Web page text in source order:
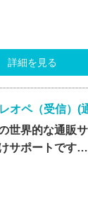
詳細を見る
世界的な通販
サポートです…